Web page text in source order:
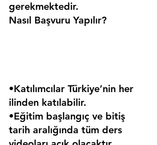
gerekmektedir.
Nasıl Başvuru Yapılır?
•Katılımcılar Türkiye’nin her
ilinden katılabilir.
•Eğitim başlangıç ve bitiş
tarih aralığında tüm ders